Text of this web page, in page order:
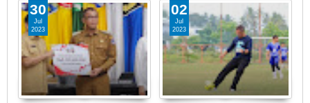
30
Jul
2023
02
Jul
2023